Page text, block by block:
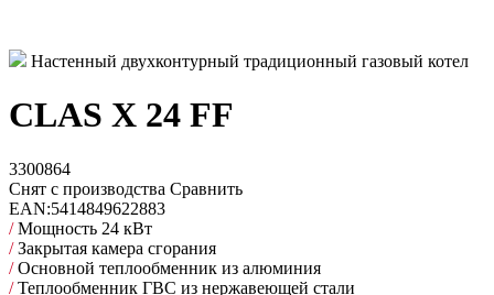
Настенный двухконтурный традиционный газовый котел
CLAS X 24 FF
3300864
Снят с производства Сравнить
EAN:5414849622883
/Мощность 24 кВт
/Закрытая камера сгорания
/Основной теплообменник из алюминия
/Теплообменник ГВС из нержавеющей стали